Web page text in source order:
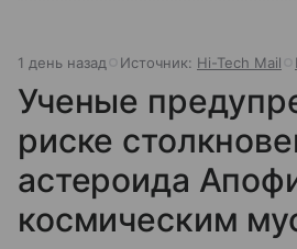
1 день назад Источник: Hi-Tech Mail
Ученые
риске
астероида
космическим